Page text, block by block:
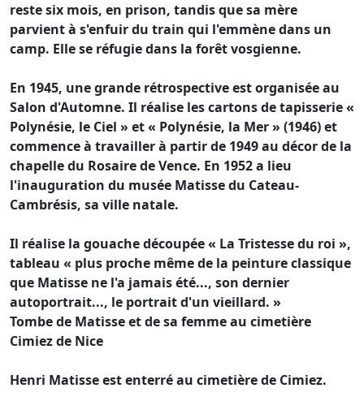
reste six mois, en prison, tandis que sa mère
parvient à s'enfuir du train qui l'emmène dans un
camp. Elle se réfugie dans la forêt vosgienne.
En 1945, une grande rétrospective est organisée au
Salon d'Automne. Il réalise les cartons de tapisserie «
Polynésie, le Ciel » et « Polynésie, la Mer » (1946) et
commence à travailler à partir de 1949 au décor de la
chapelle du Rosaire de Vence. En 1952 a lieu
l'inauguration du musée Matisse du Cateau-
Cambrésis, sa ville natale.
Il réalise la gouache découpée « La Tristesse du roi »,
tableau « plus proche même de la peinture classique
que Matisse ne l'a jamais été..., son dernier
autoportrait..., le portrait d'un vieillard. »
Tombe de Matisse et de sa femme au cimetière
Cimiez de Nice
Henri Matisse est enterré au cimetière de Cimiez.